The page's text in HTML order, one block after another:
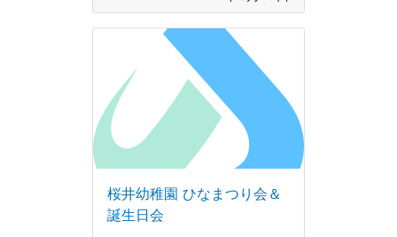
桜井幼稚園 ひなまつり会＆
誕生日会